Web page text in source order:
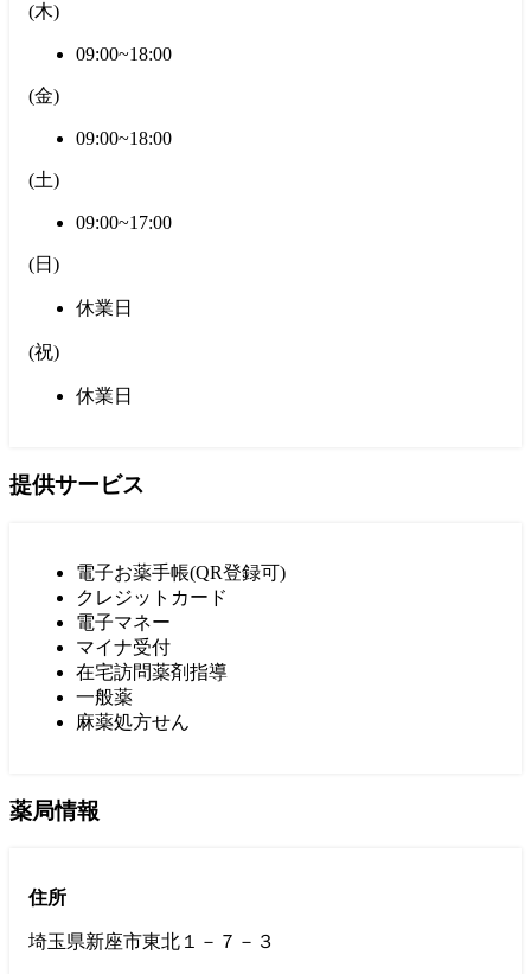
(木)
09:00~18:00
(金)
09:00~18:00
(土)
09:00~17:00
(日 )
休業日
(祝)
休業日
提供サービス
電子お薬手帳(QR登録可)
クレジットカード
電子マネー
マイナ受付
在宅訪問薬剤指導
一般薬
麻薬処方せん
薬局情報
住所
埼玉県新座市東北１－７－３